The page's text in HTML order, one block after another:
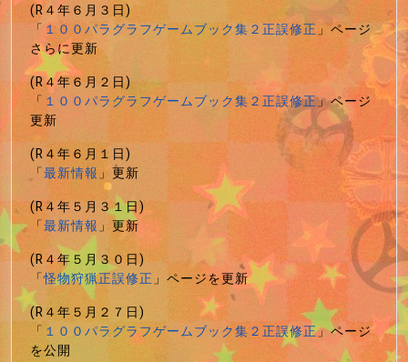
(R４年６月３日)
「 １００パラグラフゲームブック集２正誤修正」ページ
さらに更新
(R４年６月２日)
「 １００パラグラフゲームブック集２正誤修正」ページ
更新
(R４年６月１日)
「最新情報」更新
(R４年５月３１日)
「最新情報」更新
(R４年５月３０日)
「怪物狩猟正誤修正」ページを更新
(R４年５月２７日)
「 １００パラグラフゲームブック集２正誤修正」ページ
を公開